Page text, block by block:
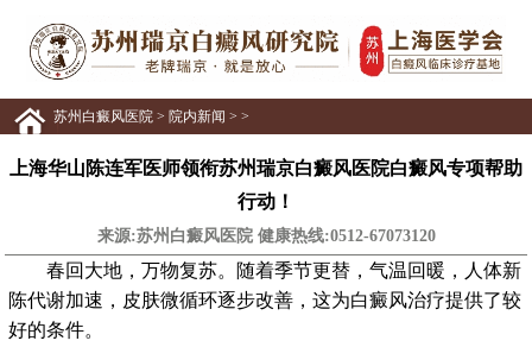
苏州白癜风医院> 院内新闻 > >
上海华山陈连军医师领衔苏州瑞京白癜风医院白癜风专项帮助
行动！
来源:苏州白癜风医院 健康热线:0512-67073120
春回大地，万物复苏。随着季节更替，气温回暖，人体新
陈代谢加速，皮肤微循环逐步改善，这为白癜风治疗提供了较
好的条件。